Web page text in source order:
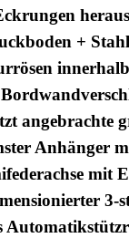
+
angebrachte
Anhänger
mit
3-